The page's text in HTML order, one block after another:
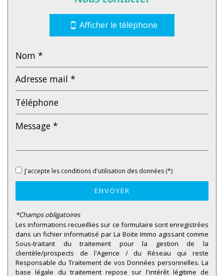
École primaire
Enseignement supérieur
Lycée
Bibliothèque
Mairie
Presse et Tabac
statistiques
Nombre d'habitants
50 944
Propriétaires (vs. locataires)
45,04 %
Afficher le téléphone
J'accepte les conditions d'utilisation des données (*)
ENVOYER
*Champs obligatoires
Les informations recueillies sur ce formulaire sont enregistrées
dans un fichier informatisé par La Boite Immo agissant comme
Sous-traitant du traitement pour la gestion de la
clientèle/prospects de l'Agence / du Réseau qui reste
Responsable du Traitement de vos Données personnelles. La
base légale du traitement repose sur l'intérêt légitime de